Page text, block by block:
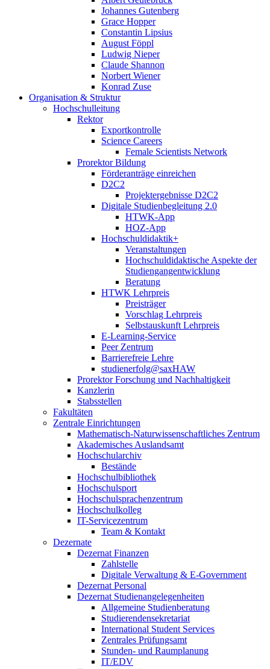
Johannes Gutenberg
Grace Hopper
Constantin Lipsius
August Föppl
Ludwig Nieper
Claude Shannon
Norbert Wiener
Konrad Zuse
Organisation & Struktur
Hochschulleitung
Rektor
Exportkontrolle
Science Careers
Female Scientists Network
Prorektor Bildung
Förderanträge einreichen
D2C2
Projektergebnisse D2C2
Digitale Studienbegleitung 2.0
HTWK-App
HOZ-App
Hochschuldidaktik+
Veranstaltungen
Hochschuldidaktische Aspekte der
Studiengangentwicklung
Beratung
HTWK Lehrpreis
Preisträger
Vorschlag Lehrpreis
Selbstauskunft Lehrpreis
E-Learning-Service
Peer Zentrum
Barrierefreie Lehre
studienerfolg@saxHAW
Prorektor Forschung und Nachhaltigkeit
Kanzlerin
Stabsstellen
Fakultäten
Zentrale Einrichtungen
Mathematisch-Naturwissenschaftliches Zentrum
Akademisches Auslandsamt
Hochschularchiv
Bestände
Hochschulbibliothek
Hochschulsport
Hochschulsprachenzentrum
Hochschulkolleg
IT-Servicezentrum
Team & Kontakt
Dezernate
Dezernat Finanzen
Zahlstelle
Digitale Verwaltung & E-Government
Dezernat Personal
Dezernat Studienangelegenheiten
Allgemeine Studienberatung
Studierendensekretariat
International Student Services
Zentrales Prüfungsamt
Stunden- und Raumplanung
IT/EDV